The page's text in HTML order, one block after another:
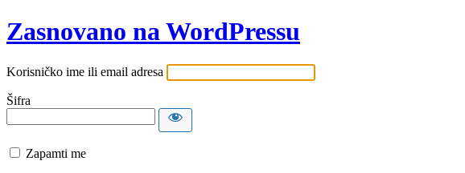
Zasnovano na WordPressu
Korisničko ime ili email adresa
Šifra
Zapamti me